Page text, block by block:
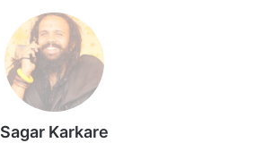
Sagar Karkare